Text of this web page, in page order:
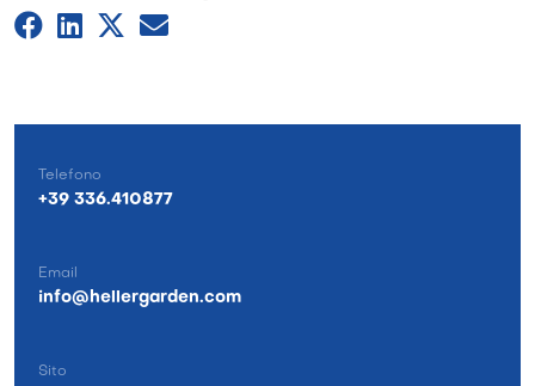
Telefono
+39 336.410877
Email
info@hellergarden.com
Sito